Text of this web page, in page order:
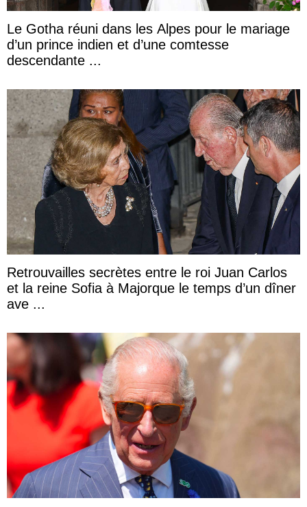
Le Gotha réuni dans les Alpes pour le mariage
d’un prince indien et d’une comtesse
descendante ...
Retrouvailles secrètes entre le roi Juan Carlos
et la reine Sofia à Majorque le temps d’un dîner
ave ...